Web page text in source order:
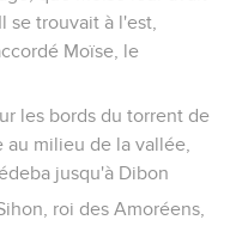
se trouvait à l'est,
Moïse, le
les bords du torrent de
milieu de la vallée,
jusqu'à Dibon
roi des Amoréens,